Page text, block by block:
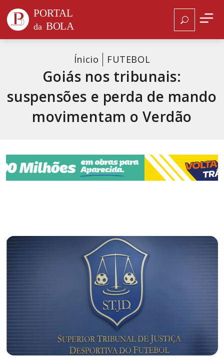
Ínicio FUTEBOL
Goiás nos tribunais:
suspensões e perda de mando
movimentam o Verdão